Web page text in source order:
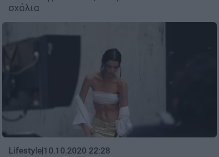
σχόλια
Lifestyle|10.10.2020 22:28